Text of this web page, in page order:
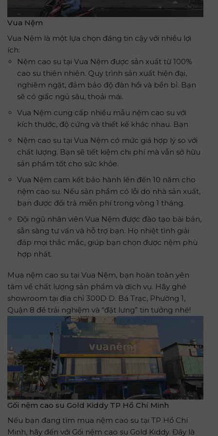
Vua Nệm
Vua Nệm là một lựa chọn đáng tin cậy với nhiều lợi
ích:
Nệm cao su tại Vua Nệm được sản xuất từ 100%
cao su thiên nhiên. Quy trình sản xuất hiện đại,
nghiêm ngặt, đảm bảo độ đàn hồi và bền bỉ. Bạn
sẽ có giấc ngủ sâu, thoải mái.
Vua Nệm cung cấp nhiều mẫu nệm cao su với
kích thước, độ cứng và thiết kế khác nhau. Bạn
Nệm cao su tại Vua Nệm có mức giá hợp lý so với
chất lượng. Bạn sẽ tiết kiệm chi phí mà vẫn sở hữu
sản phẩm tốt cho sức khỏe.
Vua Nệm cam kết bảo hành lên đến 10 năm cho
nệm cao su. Nếu sản phẩm có lỗi do nhà sản xuất,
bạn được đổi trả miễn phí trong vòng 1 tháng.
Đội ngũ nhân viên Vua Nệm được đào tạo bài bản,
sẵn sàng tư vấn và hỗ trợ bạn. Họ nhiệt tình giải
đáp mọi thắc mắc, giúp bạn chọn được nệm phù
hợp nhất.
Mua nệm cao su tại Vua Nệm, bạn hoàn toàn yên
tâm về chất lượng sản phẩm và dịch vụ. Hãy ghé
showroom tại địa chỉ 300D D. Bá Trạc, Phường 1,
Quận 8 để trải nghiệm và “đặt lưng” tin tưởng nhé!
Gối nệm cao su Gold Kiddy TP Hồ Chí Minh
Nếu bạn đang tìm mua nệm cao su tại TP Hồ Chí
Minh, hãy đến với Gối nệm cao su Gold Kiddy. Đây là